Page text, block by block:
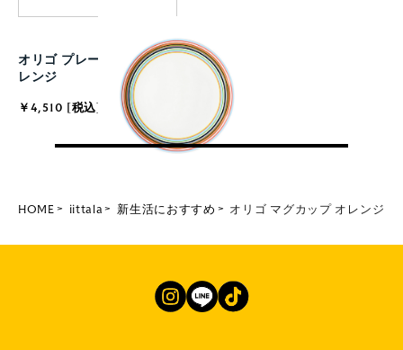
オリゴ プレート 20cm オ
レンジ
￥4,510 [税込]
HOME iittala 新生活におすすめ オリゴ マグカップ オレンジ